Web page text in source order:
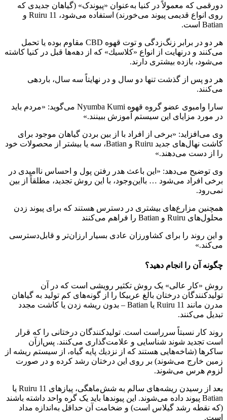
دورقمی که معمولاً در کنیا به‌عنوان «پیوندک» (گیاهان جدیدی که
روی انواع قدیمی پیوند می‌خورند) استفاده می‌شود، Ruiru 11 و
Batian است.
هر دو در برابر زنگ‌زدگی و توت قهوه CBD مقاوم بوده یا تحمل
می‌کنند و درنهایت از انواع «كلاسیك» كه از دهه‌ها قبل در كنیا كاشته
می‌شود، بازده بیشتری دارند.
هر دو پس از گذشت تنها دو سال و در نهایتاً سه سال، باردهی
می‌کنند.
سارا وامبوی عضو گروه قهوه Nyumba Kumi می‌گوید: «مردم باید
در مورد مزایای این سیستم آموزش ببینند.»
وی می‌افزاید: «برخی از افراد با از بین بردن گیاهان موجود برای
کاشت نهال‌های جدید Ruiru و Batian، سه یا بیشتر از محصولات خود
را از دست می‌دهند.»
وی توضیح می‌دهد: «این باعث هدر رفتن پول و احساس ناامیدی در
برخی افراد می‌شود … بااین‌وجود، با این روش تجدید، مطلقاً از بین
نمی‌رود.
همچنین مزارع‌های بیشتری در دسترس هستند که برای پیوند زدن
محلول‌های Ruiru و Batian را فراهم می‌کنند
و این روند را برای کشاورزان عادی بسیار ارزان‌تر و قابل‌دسترسی
می‌کند.»
چگونه آن را انجام دهید؟
روش «کار عالی» یک روش تکثیر رویشی است که در آن
تولیدکنندگان درختان بالغ عربیکا را از گونه‌های کم تولید به گیاهان
مدرن مانند Ruiru 11 یا Batian – بدون ریشه زدن یا کاشت مجدد
تبدیل می‌کنند.
روند کار نسبتاً سرراست است. تولیدکنندگان درختانی را که قرار
است تجدید شوند شناسایی و علامت‌گذاری می‌کنند. پس‌ازآن
ساكرها (شاخه‌هایی هستند كه از نزدیك پایه گیاه، از سیستم ریشه از
زمین خارج می‌شوند) بر روی این درختان رشد كرده و در صورت
لزوم هرس می‌شوند.
بعد از رسیدن ریشه‌های سالم به شش‌ماهگی، پیازهای Ruiru 11 یا
Batian پیوند داده می‌شوند. این پیوندها باید یک گره واحد داشته باشند
(که نقطه رشد گیلاس است) و ضخامت آن حداقل به‌اندازه مداد
است.